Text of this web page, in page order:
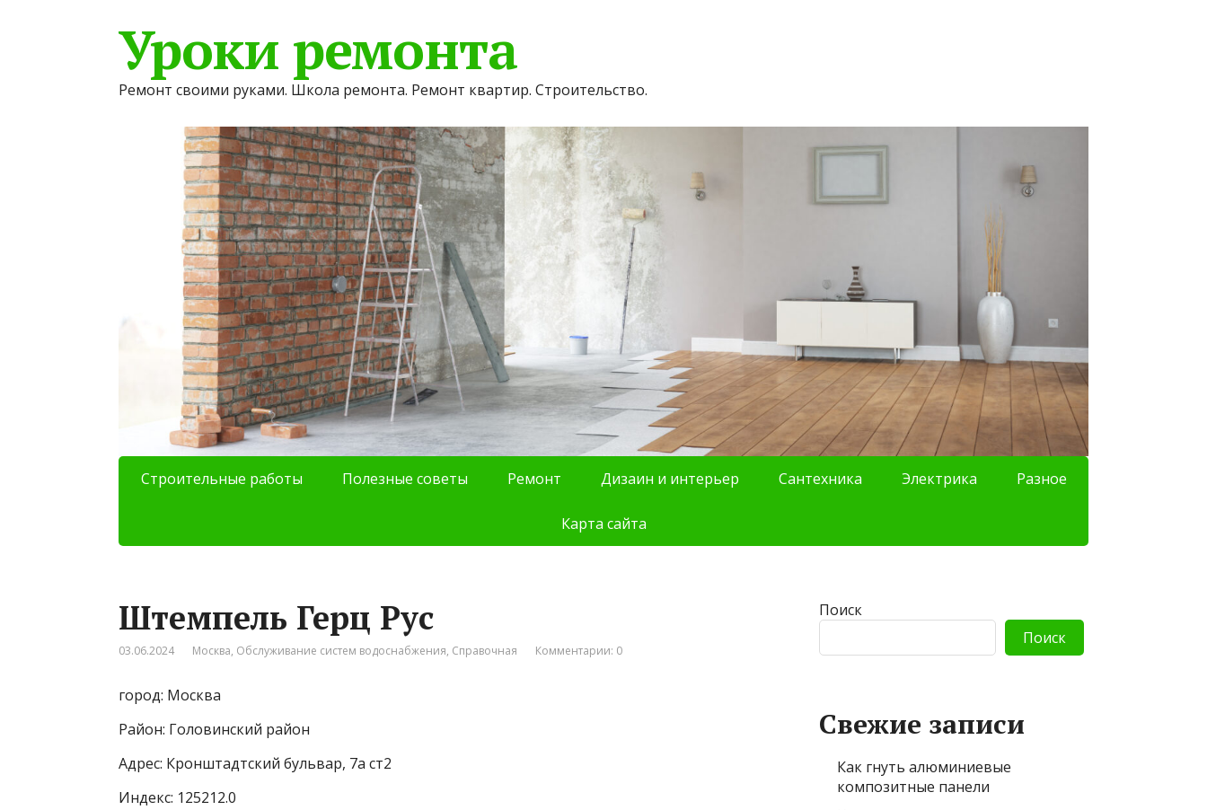
Уроки ремонта
Ремонт своими руками. Школа ремонта. Ремонт квартир. Строительство.
Строительные работы Полезные советы Ремонт Дизаин и интерьер Сантехника Электрика Разное
Карта сайта
Штемпель Герц Рус
03.06.2024 Москва, Обслуживание систем водоснабжения, Справочная Комментарии: 0
город: Москва
Район: Головинский район
Адрес: Кронштадтский бульвар, 7а ст2
Индекс: 125212.0
Поиск
Поиск
Свежие записи
Как гнуть алюминиевые
композитные панели